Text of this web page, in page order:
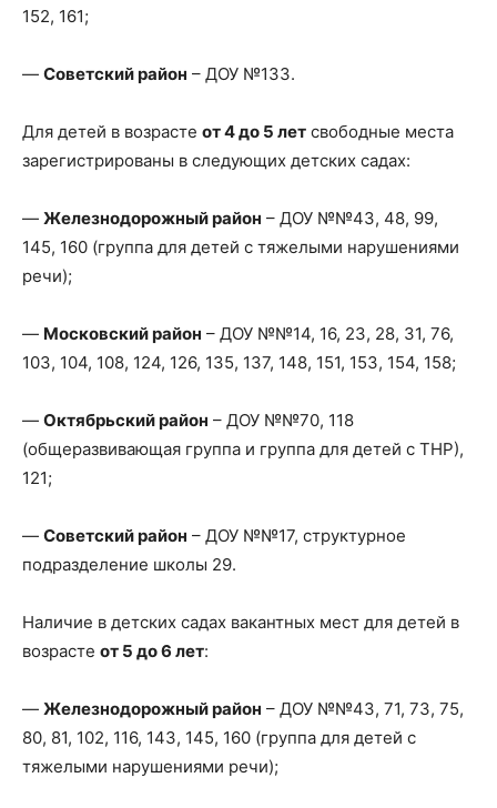
152, 161;
— Советский район – ДОУ №133.
Для детей в возрасте от 4 до 5 лет свободные места
зарегистрированы в следующих детских садах:
— Железнодорожный район – ДОУ №№43, 48, 99,
145, 160 (группа для детей с тяжелыми нарушениями
речи);
— Московский район – ДОУ №№14, 16, 23, 28, 31, 76,
103, 104, 108, 124, 126, 135, 137, 148, 151, 153, 154, 158;
— Октябрьский район – ДОУ №№70, 118
(общеразвивающая группа и группа для детей с ТНР),
121;
— Советский район – ДОУ №№17, структурное
подразделение школы 29.
Наличие в детских садах вакантных мест для детей в
возрасте от 5 до 6 лет:
— Железнодорожный район – ДОУ №№43, 71, 73, 75,
80, 81, 102, 116, 143, 145, 160 (группа для детей с
тяжелыми нарушениями речи);